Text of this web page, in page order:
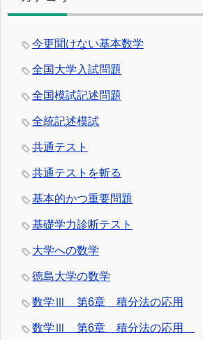
今更聞けない基本数学
全国大学入試問題
全国模試記述問題
全統記述模試
共通テスト
共通テストを斬る
基本的かつ重要問題
基礎学力診断テスト
大学への数学
徳島大学の数学
数学Ⅲ 第6章 積分法の応用
数学Ⅲ 第6章 積分法の応用